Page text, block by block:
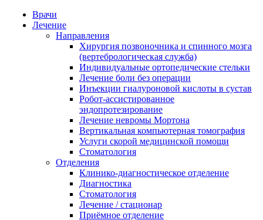
Врачи
Лечение
Направления
Хирургия позвоночника и спинного мозга
(вертебрологическая служба)
Индивидуальные ортопедические стельки
Лечение боли без операции
Инъекции гиалуроновой кислоты в сустав
Робот-ассистированное
эндопротезирование
Лечение невромы Мортона
Вертикальная компьютерная томография
Услуги скорой медицинской помощи
Стоматология
Отделения
Клинико-диагностическое отделение
Диагностика
Стоматология
Лечение / стационар
Приёмное отделение